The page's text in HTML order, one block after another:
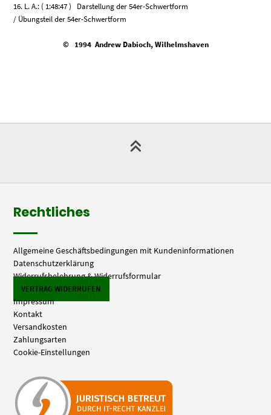
16. L. A.: ( 1:48:47 ) Darstellung der 54er-Schwertform
/ Übungsteil der 54er-Schwertform
© 1994 Andrew Dabioch, Wilhelmshaven
Rechtliches
Allgemeine Geschäftsbedingungen mit Kundeninformationen
Datenschutzerklärung
Widerrufsbelehrung & Widerrufsformular
VERTRAG WIDERRUFEN
Impressum
Kontakt
Versandkosten
Zahlungsarten
Cookie-Einstellungen